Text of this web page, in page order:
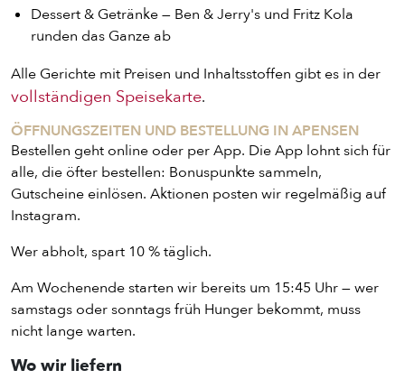
ENTDECKE UNSER ZEUG
Dessert & Getränke — Ben & Jerry's und Fritz Kola
runden das Ganze ab
Alle Gerichte mit Preisen und Inhaltsstoffen gibt es in der
vollständigen Speisekarte.
ÖFFNUNGSZEITEN UND BESTELLUNG IN APENSEN
Bestellen geht online oder per App. Die App lohnt sich für
alle, die öfter bestellen: Bonuspunkte sammeln,
Gutscheine einlösen. Aktionen posten wir regelmäßig auf
Instagram.
Wer abholt, spart 10 % täglich.
Am Wochenende starten wir bereits um 15:45 Uhr — wer
samstags oder sonntags früh Hunger bekommt, muss
nicht lange warten.
Wo wir liefern